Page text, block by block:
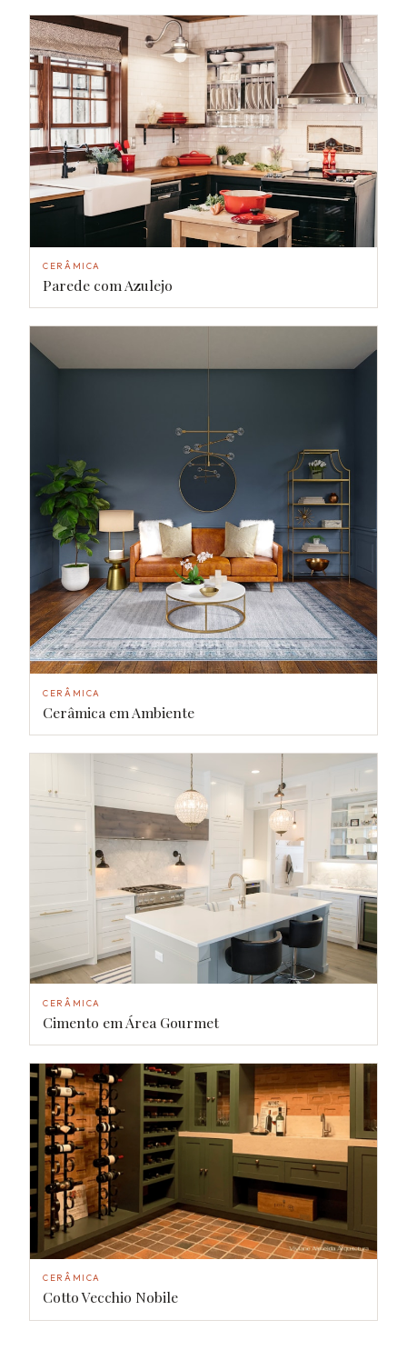
CERÂMICA
Parede com Azulejo
CERÂMICA
Cerâmica em Ambiente
CERÂMICA
Cimento em Área Gourmet
CERÂMICA
Cotto Vecchio Nobile